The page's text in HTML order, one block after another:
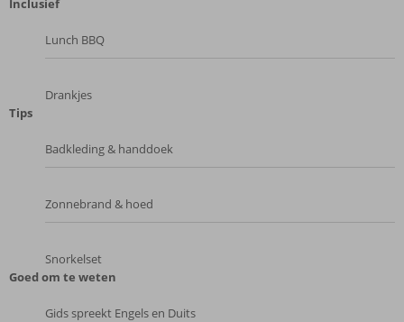
Inclusief
Lunch BBQ
Drankjes
Tips
Badkleding & handdoek
Zonnebrand & hoed
Snorkelset
Goed om te weten
Gids spreekt Engels en Duits